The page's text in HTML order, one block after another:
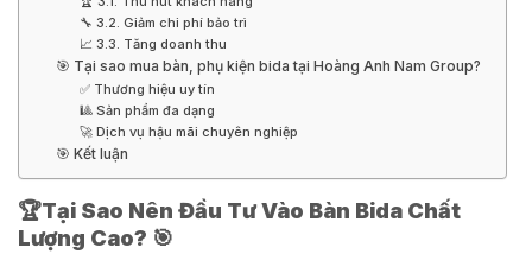
🔧 3.2. Giảm chi phí bảo trì
📈 3.3. Tăng doanh thu
🎯 Tại sao mua bàn, phụ kiện bida tại Hoàng Anh Nam Group?
✅ Thương hiệu uy tín
🎱 Sản phẩm đa dạng
🚀 Dịch vụ hậu mãi chuyên nghiệp
🎯 Kết luận
🏆Tại Sao Nên Đầu Tư Vào Bàn Bida Chất
Lượng Cao? 🎯